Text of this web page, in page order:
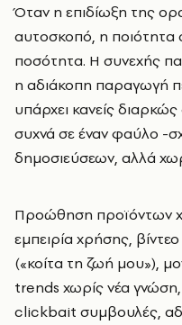
Όταν η επιδίωξη της
αυτοσκοπό, η
ποσότητα. Η συνεχής
η αδιάκοπη παραγωγή
υπάρχει κανείς
συχνά σε έναν φαύλο -
δημοσιεύσεων, αλλά
Προώθηση προϊόντων
εμπειρία χρήσης,
(«κοίτα τη ζωή μου»),
trends χωρίς νέα
clickbait συμβουλές,